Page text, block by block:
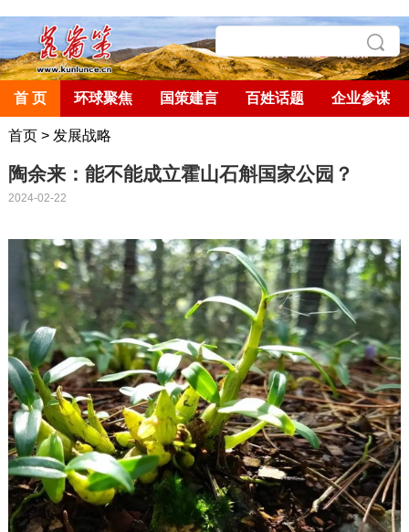
首 页 环球聚焦 国策建言 百姓话题 企业参谋
首页> 发展战略
陶余来：能不能成立霍山石斛国家公园？
2024-02-22